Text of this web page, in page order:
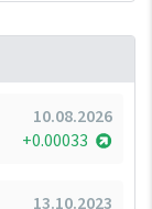
10.08.2026
+0.00033
13.10.2023